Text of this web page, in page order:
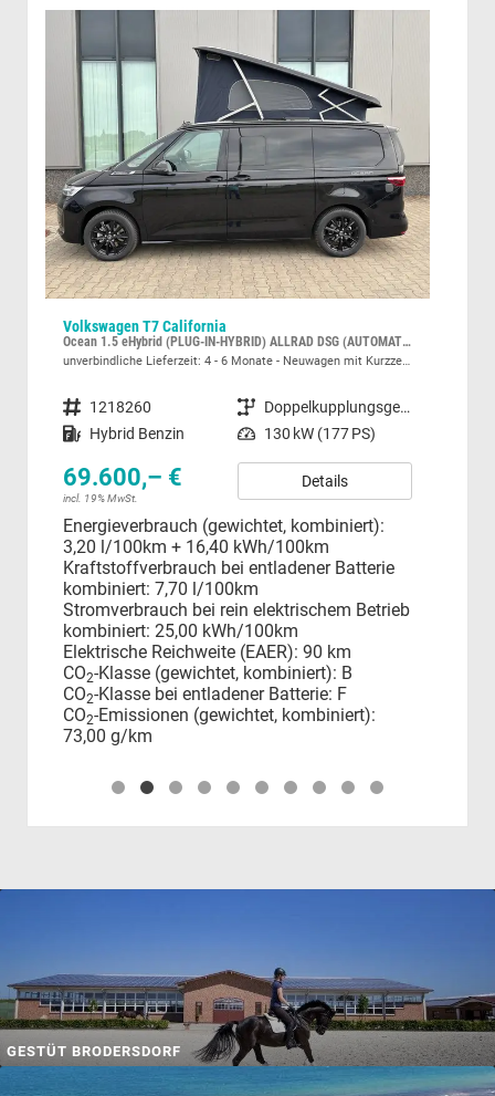
Volkswagen T7 California
Ocean 1.5 eHybrid (PLUG-IN-HYBRID) ALLRAD DSG (AUTOMATIK), ELEKTRISCHES AUFSTELLDACH, STANDHEIZUNG, SITZHEIZUNG, 17" ALU, SOMMERKÜCHE, Privacy-Glas, Parksensoren vorne/hinten, Rückfahrkamera, 3Z-CLIMATRONIC, M-Lederlenkrad BEHEIZT, ACC Tempomat
unverbindliche Lieferzeit: 4 - 6 Monate Neuwagen mit Kurzzeitzulassung
Fahrzeugnummer 1218260 Getriebe
Doppelkupplungsgetriebe (DSG)
Kraftstoff Hybrid Benzin Leistung 130 kW (177 PS)
69.600,– €
incl. 19% MwSt.
Details
Energieverbrauch (gewichtet, kombiniert):
3,20 l/100km + 16,40 kWh/100km
Kraftstoffverbrauch bei entladener Batterie
kombiniert: 7,70 l/100km
Stromverbrauch bei rein elektrischem Betrieb
kombiniert: 25,00 kWh/100km
Elektrische Reichweite (EAER): 90 km
CO2-Klasse (gewichtet, kombiniert): B
CO2-Klasse bei entladener Batterie: F
CO2-Emissionen (gewichtet, kombiniert):
73,00 g/km
GESTÜT BRODERSDORF